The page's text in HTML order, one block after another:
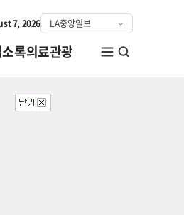
7, 2026
록의료관광